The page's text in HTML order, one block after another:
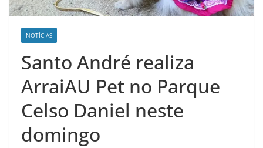
NOTÍCIAS
Santo André realiza
ArraiAU Pet no Parque
Celso Daniel neste
domingo